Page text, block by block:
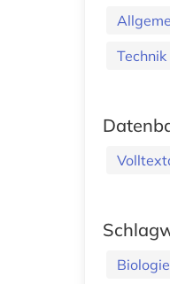
Technik
Biologie